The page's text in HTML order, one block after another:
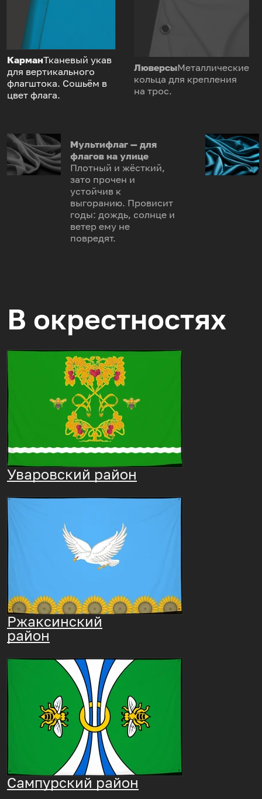
КарманТканевый укав
для вертикального
флагштока. Сошьём в
цвет флага.
ЛюверсыМеталлические
кольца для крепления
на трос.
Мультифлаг — для
флагов на улице
Плотный и жёсткий,
зато прочен и
устойчив к
выгоранию. Провисит
годы: дождь, солнце и
ветер ему не
повредят.
В окрестностях
Уваровский район
Ржаксинский
район
Сампурский район